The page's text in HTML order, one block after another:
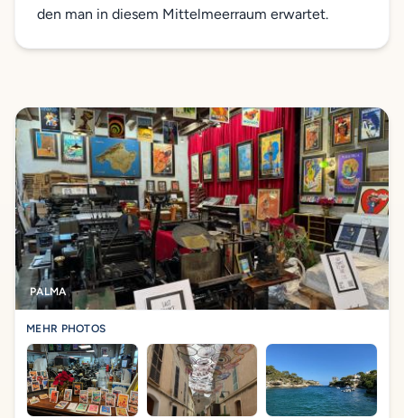
den man in diesem Mittelmeerraum erwartet.
PALMA
MEHR PHOTOS